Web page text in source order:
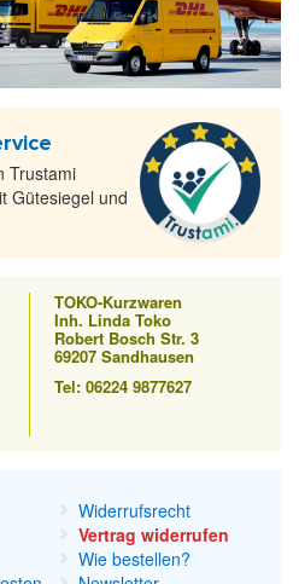
Trustami
Gütesiegel und
TOKO-Kurzwaren
Inh. Linda Toko
Robert Bosch Str. 3
69207 Sandhausen
Tel: 06224 9877627
Widerrufsrecht
Vertrag widerrufen
Wie bestellen?